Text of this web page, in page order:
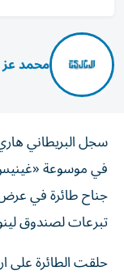
محمد عز
في موسوعة
جناح طائرة في
تبرعات لصندوق